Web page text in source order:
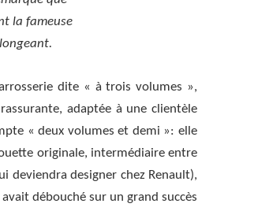
la fameuse
dite « à trois volumes »,
adaptée à une clientèle
« deux volumes et demi »: elle
originale, intermédiaire entre
deviendra designer chez Renault),
débouché sur un grand succès